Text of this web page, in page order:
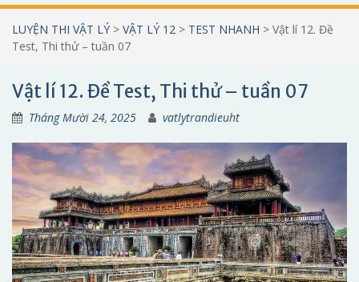
LUYỆN THI VẬT LÝ > VẬT LÝ 12 > TEST NHANH > Vật lí 12. Đề
Test, Thi thử – tuần 07
Vật lí 12. Đề Test, Thi thử – tuần 07
Tháng Mười 24, 2025 vatlytrandieuht